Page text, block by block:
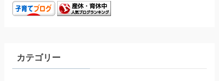
カテゴリー